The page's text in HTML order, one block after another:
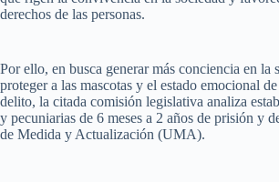
derechos de las personas.
Por ello, en busca generar más conciencia en la
proteger a las mascotas y el estado emocional
delito, la citada comisión legislativa analiza
y pecuniarias de 6 meses a 2 años de prisión y
de Medida y Actualización (UMA).